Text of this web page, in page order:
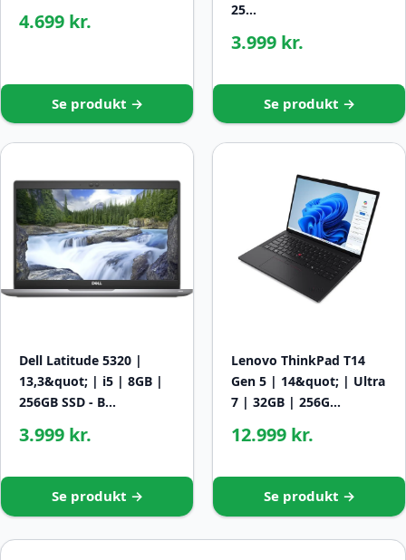
4.699 kr.
Se produkt →
25…
3.999 kr.
Se produkt →
Dell Latitude 5320 |
13,3&quot; | i5 | 8GB |
256GB SSD - B…
3.999 kr.
Se produkt →
Lenovo ThinkPad T14
Gen 5 | 14&quot; | Ultra
7 | 32GB | 256G…
12.999 kr.
Se produkt →